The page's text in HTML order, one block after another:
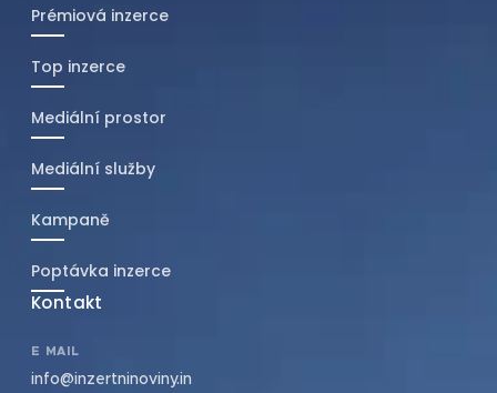
Prémiová inzerce
Top inzerce
Mediální prostor
Mediální služby
Kampaně
Poptávka inzerce
Kontakt
E MAIL
info@inzertninoviny.in